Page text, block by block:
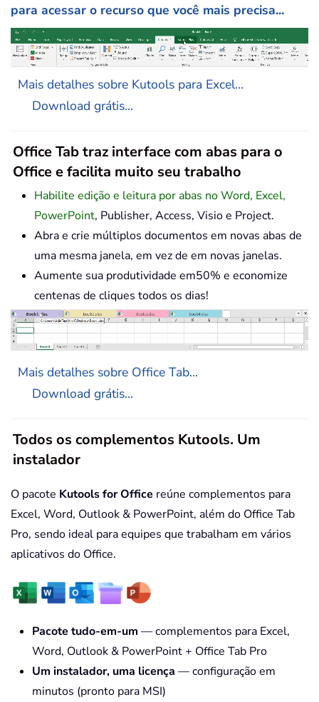
para acessar o recurso que você mais precisa...
Mais detalhes sobre Kutools para Excel...
Download grátis...
Office Tab traz interface com abas para o
Office e facilita muito seu trabalho
Habilite edição e leitura por abas no Word, Excel,
PowerPoint, Publisher, Access, Visio e Project.
Abra e crie múltiplos documentos em novas abas de
uma mesma janela, em vez de em novas janelas.
Aumente sua produtividade em50% e economize
centenas de cliques todos os dias!
Mais detalhes sobre Office Tab...
Download grátis...
Todos os complementos Kutools. Um
instalador
O pacote Kutools for Office reúne complementos para
Excel, Word, Outlook & PowerPoint, além do Office Tab
Pro, sendo ideal para equipes que trabalham em vários
aplicativos do Office.
Pacote tudo-em-um — complementos para Excel,
Word, Outlook & PowerPoint + Office Tab Pro
Um instalador, uma licença — configuração em
minutos (pronto para MSI)